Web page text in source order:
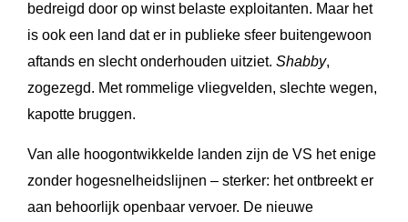
bedreigd door op winst belaste exploitanten. Maar het
is ook een land dat er in publieke sfeer buitengewoon
aftands en slecht onderhouden uitziet. Shabby,
zogezegd. Met rommelige vliegvelden, slechte wegen,
kapotte bruggen.
Van alle hoogontwikkelde landen zijn de VS het enige
zonder hogesnelheidslijnen – sterker: het ontbreekt er
aan behoorlijk openbaar vervoer. De nieuwe